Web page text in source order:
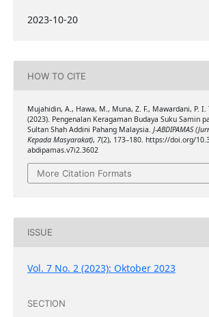
2023-10-20
HOW TO CITE
Mujahidin, A., Hawa, M., Muna, Z. F., Mawardani, P. I.
(2023). Pengenalan Keragaman Budaya Suku Samin
Sultan Shah Addini Pahang Malaysia. J-ABDIPAMAS
Kepada Masyarakat), 7(2), 173–180. https://doi.org/
abdipamas.v7i2.3602
More Citation Formats
ISSUE
Vol. 7 No. 2 (2023): Oktober 2023
SECTION